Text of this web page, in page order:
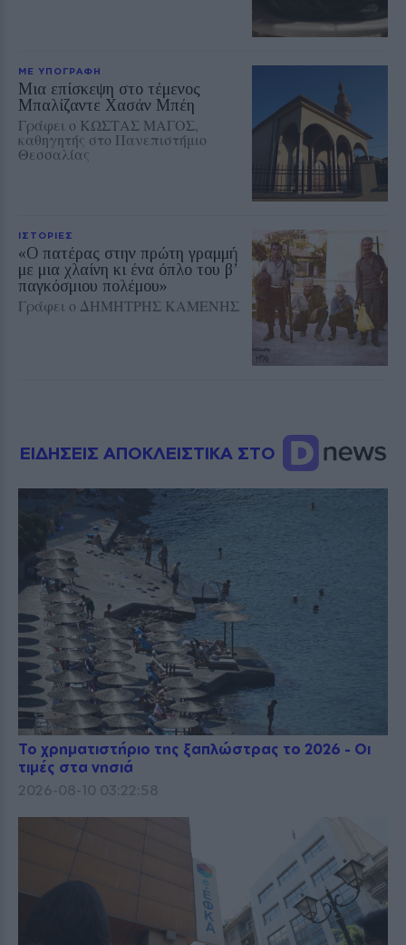
ΜΕ ΥΠΟΓΡΑΦΗ
Μια επίσκεψη στο τέμενος
Μπαλίζαντε Χασάν Μπέη
Γράφει ο ΚΩΣΤΑΣ ΜΑΓΟΣ,
καθηγητής στο Πανεπιστήμιο
Θεσσαλίας
ΙΣΤΟΡΙΕΣ
«Ο πατέρας στην πρώτη γραμμή
με μια χλαίνη κι ένα όπλο του β’
παγκόσμιου πολέμου»
Γράφει ο ΔΗΜΗΤΡΗΣ ΚΑΜΕΝΗΣ
ΕΙΔΗΣΕΙΣ ΑΠΟΚΛΕΙΣΤΙΚΑ ΣΤΟ
Το χρηματιστήριο της ξαπλώστρας το 2026 - Οι
τιμές στα νησιά
2026-08-10 03:22:58